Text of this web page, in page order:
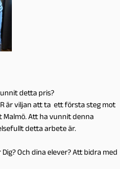
detta pris?
är viljan att ta ett första steg mot
Att ha vunnit denna
detta arbete är.
Och dina elever? Att bidra med